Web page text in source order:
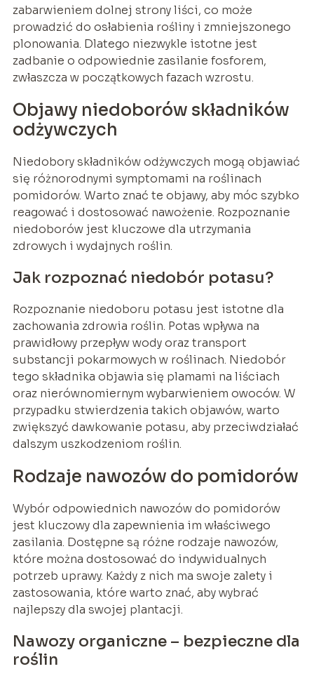
zabarwieniem dolnej strony liści, co może
prowadzić do osłabienia rośliny i zmniejszonego
plonowania. Dlatego niezwykle istotne jest
zadbanie o odpowiednie zasilanie fosforem,
zwłaszcza w początkowych fazach wzrostu.
Objawy niedoborów składników
odżywczych
Niedobory składników odżywczych mogą objawiać
się różnorodnymi symptomami na roślinach
pomidorów. Warto znać te objawy, aby móc szybko
reagować i dostosować nawożenie. Rozpoznanie
niedoborów jest kluczowe dla utrzymania
zdrowych i wydajnych roślin.
Jak rozpoznać niedobór potasu?
Rozpoznanie niedoboru potasu jest istotne dla
zachowania zdrowia roślin. Potas wpływa na
prawidłowy przepływ wody oraz transport
substancji pokarmowych w roślinach. Niedobór
tego składnika objawia się plamami na liściach
oraz nierównomiernym wybarwieniem owoców. W
przypadku stwierdzenia takich objawów, warto
zwiększyć dawkowanie potasu, aby przeciwdziałać
dalszym uszkodzeniom roślin.
Rodzaje nawozów do pomidorów
Wybór odpowiednich nawozów do pomidorów
jest kluczowy dla zapewnienia im właściwego
zasilania. Dostępne są różne rodzaje nawozów,
które można dostosować do indywidualnych
potrzeb uprawy. Każdy z nich ma swoje zalety i
zastosowania, które warto znać, aby wybrać
najlepszy dla swojej plantacji.
Nawozy organiczne – bezpieczne dla
roślin